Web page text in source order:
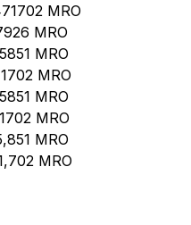
MRO
MRO
MRO
MRO
MRO
MRO
MRO
MRO